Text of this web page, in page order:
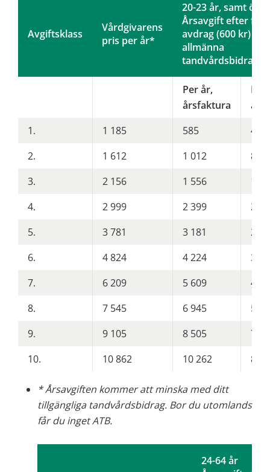
Avgiftsklass
Vårdgivarens
pris per år*
20-23 år, samt
Årsavgift efter fullt
avdrag (600 kr)
allmänna
tandvårdsbidraget
Per år,
årsfaktura
1.
1 185 585
49
2.
1 612 1 012
84
3.
2 156 1 556
130
4.
2 999 2 399
200
5.
3 781 3 181
265
6.
4 824 4 224
352
7.
6 209 5 609
467
8.
7 545 6 945
579
9.
9 105 8 505
709
10.
10 862 10 262 855
* Årsavgiften kommer att minska med ditt
tillgängliga tandvårdsbidrag. Bor du utomlands
får du inget ATB.
24-64 år